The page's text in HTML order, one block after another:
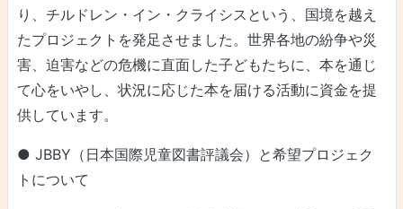
り、チルドレン・イン・クライシスという、国境を越え
たプロジェクトを発足させました。世界各地の紛争や災
害、迫害などの危機に直面した子どもたちに、本を通じ
て心をいやし、状況に応じた本を届ける活動に資金を提
供しています。
● JBBY（日本国際児童図書評議会）と希望プロジェク
トについて